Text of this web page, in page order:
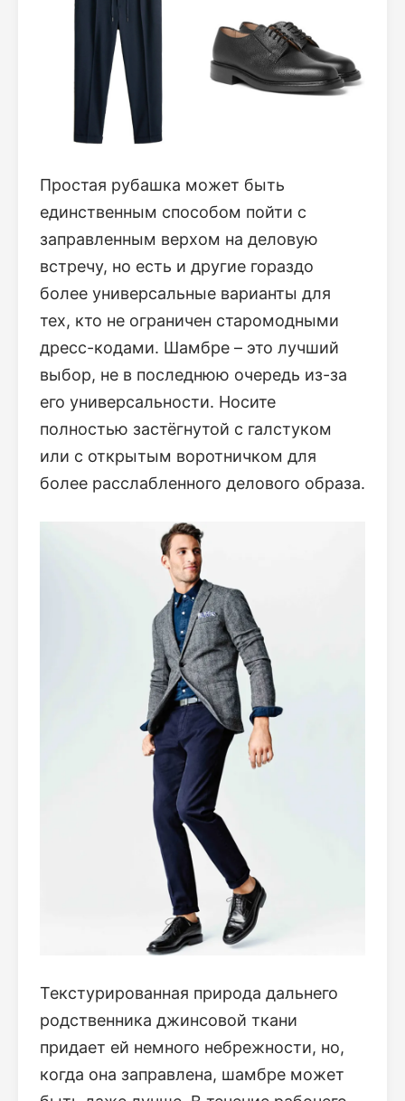
Простая рубашка может быть
единственным способом пойти с
заправленным верхом на деловую
встречу, но есть и другие гораздо
более универсальные варианты для
тех, кто не ограничен старомодными
дресс-кодами. Шамбре – это лучший
выбор, не в последнюю очередь из-за
его универсальности. Носите
полностью застёгнутой с галстуком
или с открытым воротничком для
более расслабленного делового образа.
Текстурированная природа дальнего
родственника джинсовой ткани
придает ей немного небрежности, но,
когда она заправлена, шамбре может